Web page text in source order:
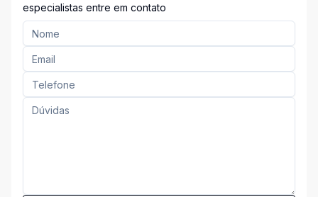
especialistas entre em contato